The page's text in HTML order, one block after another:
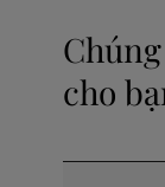
cho